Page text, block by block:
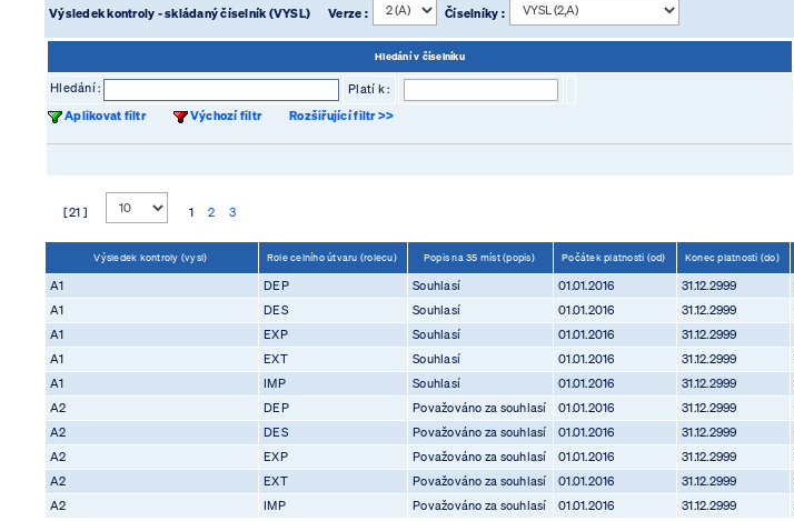
Výsledek kontroly - skládaný číselník (VYSL) Verze : Číselníky :
Hledání v číselníku
Hledání :
Platí k :
Aplikovat filtr
Výchozí filtr Rozšiřující filtr >>
[ 21 ] 1 2 3
Výsledek kontroly (vysl) Role celního útvaru (rolecu) Popis na 35 míst (popis) Počátek platnosti (od) Konec platnosti (do)
A1 DEP Souhlasí 01.01.2016 31.12.2999
A1
DES Souhlasí 01.01.2016 31.12.2999
A1
EXP Souhlasí 01.01.2016 31.12.2999
A1
EXT Souhlasí 01.01.2016 31.12.2999
A1
IMP Souhlasí 01.01.2016 31.12.2999
A2
DEP Považováno za souhlasí 01.01.2016 31.12.2999
A2
DES Považováno za souhlasí 01.01.2016 31.12.2999
A2
EXP Považováno za souhlasí 01.01.2016 31.12.2999
A2
EXT Považováno za souhlasí 01.01.2016 31.12.2999
A2
IMP Považováno za souhlasí 01.01.2016 31.12.2999